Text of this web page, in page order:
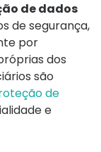
de dados
de segurança,
por
dos
são
de
e